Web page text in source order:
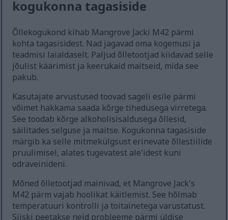
kogukonna tagasiside
Õllekogukond kihab Mangrove Jacki M42 pärmi
kohta tagasisidest. Nad jagavad oma kogemusi ja
teadmisi laialdaselt. Paljud õlletootjad kiidavad selle
jõulist käärimist ja keerukaid maitseid, mida see
pakub.
Kasutajate arvustused toovad sageli esile pärmi
võimet hakkama saada kõrge tihedusega virretega.
See toodab kõrge alkoholisisaldusega õllesid,
säilitades selguse ja maitse. Kogukonna tagasiside
märgib ka selle mitmekülgsust erinevate õllestiilide
pruulimisel, alates tugevatest ale'idest kuni
odraveinideni.
Mõned õlletootjad mainivad, et Mangrove Jack's
M42 pärm vajab hoolikat käitlemist. See hõlmab
temperatuuri kontrolli ja toitainetega varustatust.
Siiski peetakse neid probleeme pärmi üldise